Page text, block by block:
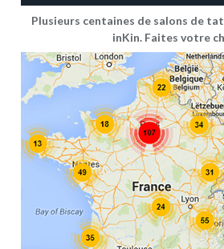
Plusieurs centaines de salons de
inKin. Faites votre